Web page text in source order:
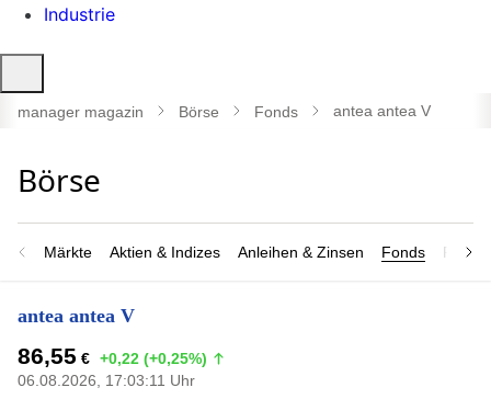
Industrie
öffnen
manager magazin Börse Fonds antea antea V
Märkte Aktien & Indizes Anleihen & Zinsen Fonds
antea antea V
86,55 € +0,22 (+0,25%)
06.08.2026, 17:03:11 Uhr